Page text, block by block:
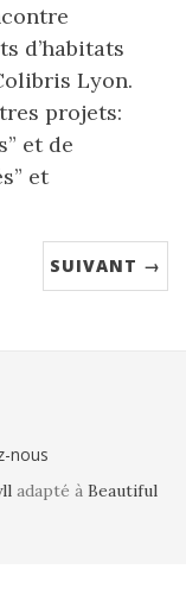
d’habitats
Lyon.
projets:
et de
et
SUIVANT →
nous
adapté à Beautiful